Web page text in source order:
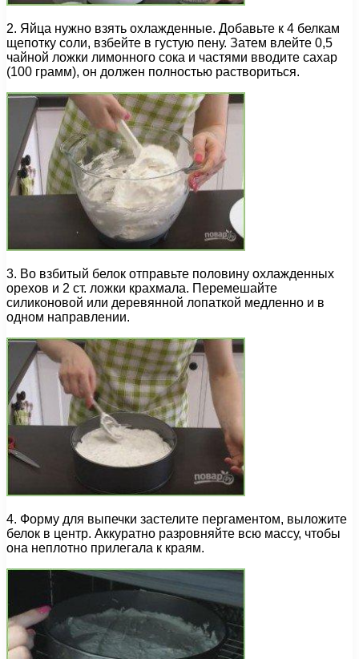
2. Яйца нужно взять охлажденные. Добавьте к 4 белкам
щепотку соли, взбейте в густую пену. Затем влейте 0,5
чайной ложки лимонного сока и частями вводите сахар
(100 грамм), он должен полностью раствориться.
3. Во взбитый белок отправьте половину охлажденных
орехов и 2 ст. ложки крахмала. Перемешайте
силиконовой или деревянной лопаткой медленно и в
одном направлении.
4. Форму для выпечки застелите пергаментом, выложите
белок в центр. Аккуратно разровняйте всю массу, чтобы
она неплотно прилегала к краям.